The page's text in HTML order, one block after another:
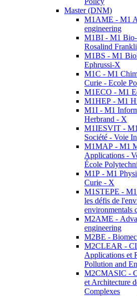
Master (DNM)
M1AME - M1
engineering
M1BI - M1
Rosalind
M1BS - M1
Ephrussi-X
M1C - M1
Curie - Ecole
M1ECO - M1
M1HEP - M1
M1I - M1
Herbrand - X
M1IESVIT -
Société - Voie
M1MAP - M1
Applications -
École
M1P - M1
Curie - X
M1STEPE -
les défis de
environmentals
M2AME -
engineering
M2BE -
M2CLEAR -
Applications et
Pollution and
M2CMASIC -
et Architecture
Complexes